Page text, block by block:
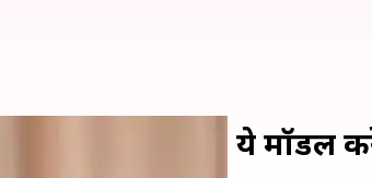
सऊदी अरब, ये मॉडल